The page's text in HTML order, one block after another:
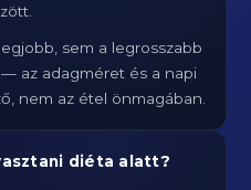
sem a legrosszabb
az adagméret és a napi
nem az étel önmagában.
diéta alatt?